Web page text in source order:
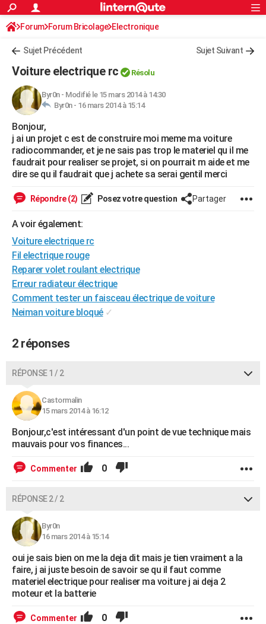
ACTUALITÉS
Politique
Société
Faits Divers
Education
Monde
Villes
+
FINANCE
Retraite
Impôts
Epargne
Immobilier
Risques naturels par ville
Banque
Assurance
Crédit
AUTO
Essais
Réserver un essai
Citadines
Berlines
SUV
Forum auto
+HIGH-TECH
Mobiles
Meilleur smartphone
Internet
Ordinateurs
Jeux vidéo
Guide high-tech
+BRICOLAGE
Forum
Aménagement intérieur
Extérieur
Cuisine
Salle de bains
Jardinage
Rangement
Guides de France
Escapades
Patrimoine
Expositions
Musées
Week-end nature
Art de vivre
Bien-être
Loisirs
Mode
Modes de vie
Alimentation
Guide de la santé
Maladies
Médicaments
Sommeil
VOYAGE
Destinations
City break
Voyage nature
Voyage de noces
Forum
Climat
PHOTO
GUIDES D'ACHAT
CARTE DE VOEUX
Carte de Noël
Carte Bonne année
Carte Saint-Valentin
Carte Pâques
Carte d'anniversaire
DICTIONNAIRE
Dictionnaire
Biographies
Citations
Expressions
Proverbes
PROGRAMME TV
S'inscrire
Se connecter
Lycées
Collèges
Primaires
Universités
Entreprises
Service militaire
Avis de recherche
AVIS DE DÉCÈS
FORUM
Bricolage
Lifestyle
Culture
Sport
Auto
Television
Voyage
Cinema
S'inscrire
Connexion
Forum Forum Bricolage Electronique
Sujet Précédent Sujet Suivant
Voiture electrique rc Résolu
Byr0n- Modifié le 15 mars 2014 à 14:30
Byr0n - 16 mars 2014 à 15:14
Bonjour,
j ai un projet c est de construire moi meme ma voiture
radiocommander, et je ne sais pas trop le materiel qu il me
faudrait pour realiser se projet, si on pourrait m aide et me
dire se qu il faudrait que j achete sa serai gentil merci
Répondre (2) Posez votre question Partager
A voir également:
Voiture electrique rc
Fil electrique rouge
Reparer volet roulant electrique
Erreur radiateur électrique
Comment tester un faisceau électrique de voiture
Neiman voiture bloqué ✓
2 réponses
RÉPONSE 1 / 2
Castormalin
15 mars 2014 à 16:12
Bonjour,c'est intéressant d'un point de vue technique mais
mauvais pour vos finances...
Commenter 0
RÉPONSE 2 / 2
Byr0n
16 mars 2014 à 15:14
oui je sais bien on me la deja dit mais je tien vraiment a la
faire, j ai juste besoin de savoir se qu il faut comme
materiel electrique pour realiser ma voiture j ai deja 2
moteur et la batterie
Commenter 0